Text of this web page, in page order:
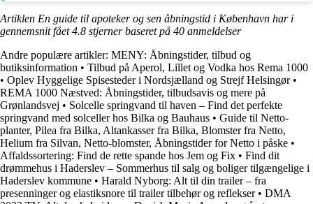
Artiklen En guide til apoteker og sen åbningstid i København har i
gennemsnit fået4.8 stjerner baseret på 40 anmeldelser
Andre populære artikler: MENY: Åbningstider, tilbud og
butiksinformation • Tilbud på Aperol, Lillet og Vodka hos Rema 1000
• Oplev Hyggelige Spisesteder i Nordsjælland og Strejf Helsingør•
REMA 1000 Næstved: Åbningstider, tilbudsavis og mere på
Grønlandsvej • Solcelle springvand til haven – Find det perfekte
springvand med solceller hos Bilka og Bauhaus • Guide til Netto-
planter, Pilea fra Bilka, Altankasser fra Bilka, Blomster fra Netto,
Helium fra Silvan, Netto-blomster, Åbningstider for Netto i påske •
Affaldssortering: Find de rette spande hos Jem og Fix • Find dit
drømmehus i Haderslev – Sommerhus til salg og boliger tilgængelige i
Haderslev kommune • Harald Nyborg: Alt til din trailer – fra
presenninger og elastiksnore til trailer tilbehør og reflekser• DMA